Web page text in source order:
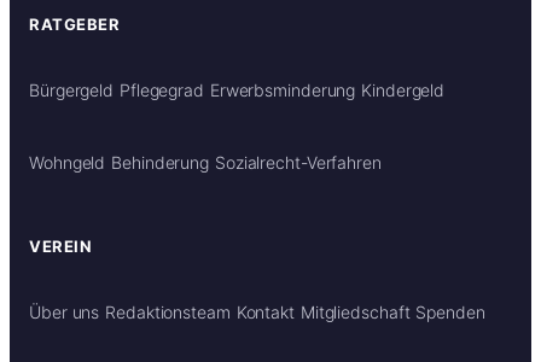
RATGEBER
Bürgergeld Pflegegrad Erwerbsminderung Kindergeld
Wohngeld Behinderung Sozialrecht-Verfahren
VEREIN
Über uns Redaktionsteam Kontakt Mitgliedschaft Spenden